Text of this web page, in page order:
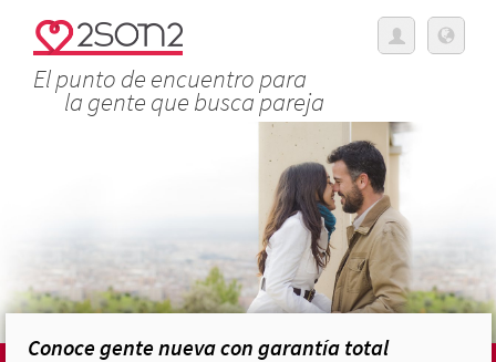
El punto de encuentro para
la gente que busca pareja
Conoce gente nueva con garantía total